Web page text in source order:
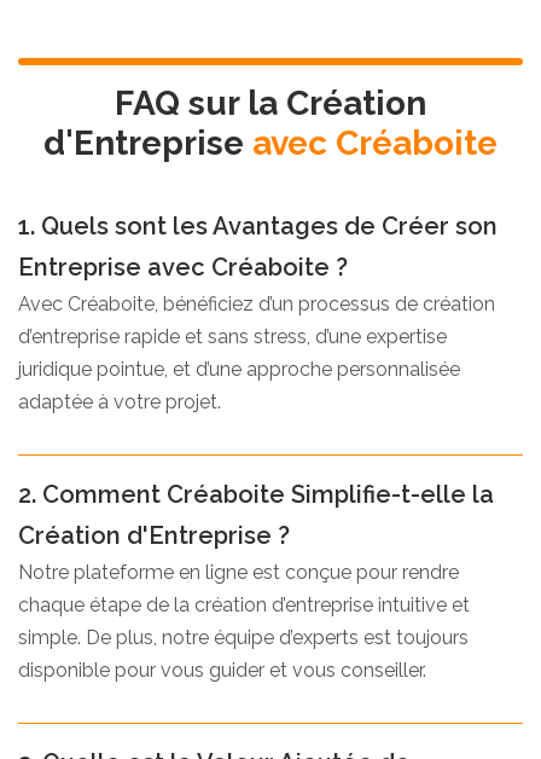
FAQ sur la Création
d'Entreprise avec Créaboite
1. Quels sont les Avantages de Créer son
Entreprise avec Créaboite ?
Avec Créaboite, bénéficiez d’un processus de création
d’entreprise rapide et sans stress, d’une expertise
juridique pointue, et d’une approche personnalisée
adaptée à votre projet.
2. Comment Créaboite Simplifie-t-elle la
Création d'Entreprise ?
Notre plateforme en ligne est conçue pour rendre
chaque étape de la création d’entreprise intuitive et
simple. De plus, notre équipe d’experts est toujours
disponible pour vous guider et vous conseiller.